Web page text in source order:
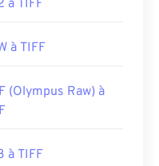
à TIFF
à TIFF
(Olympus Raw) à
à TIFF